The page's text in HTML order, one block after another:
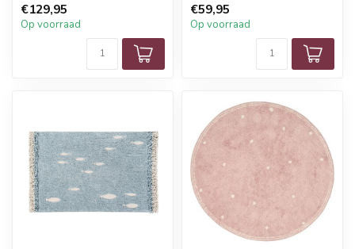
€129,95
Op voorraad
€59,95
Op voorraad